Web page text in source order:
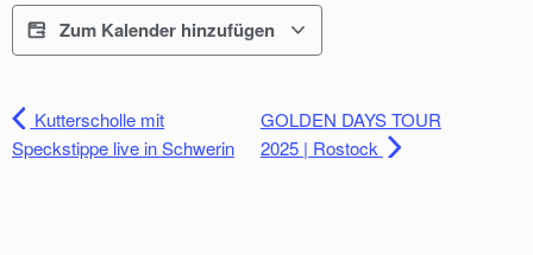
Zum Kalender hinzufügen
Kutterscholle mit
Speckstippe live in Schwerin
GOLDEN DAYS TOUR
2025 | Rostock